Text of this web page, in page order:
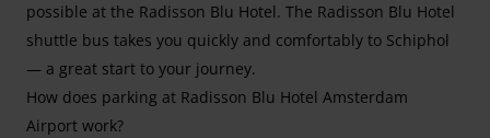
possible at the Radisson Blu Hotel. The Radisson Blu Hotel
shuttle bus takes you quickly and comfortably to Schiphol
— a great start to your journey.
How does parking at Radisson Blu Hotel Amsterdam
Airport work?